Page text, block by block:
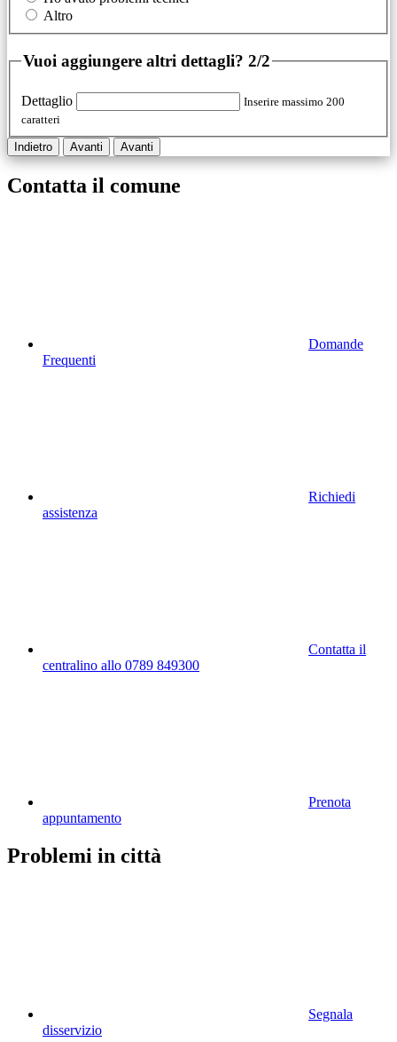
Altro
Vuoi aggiungere altri dettagli? 2/2
Dettaglio
Inserire massimo 200
caratteri
Indietro Avanti Avanti
Contatta il comune
Domande
Frequenti
Richiedi
assistenza
Contatta il
centralino allo 0789 849300
Prenota
appuntamento
Problemi in città
Segnala
disservizio